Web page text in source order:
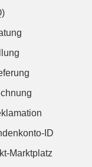
ID
Marktplatz